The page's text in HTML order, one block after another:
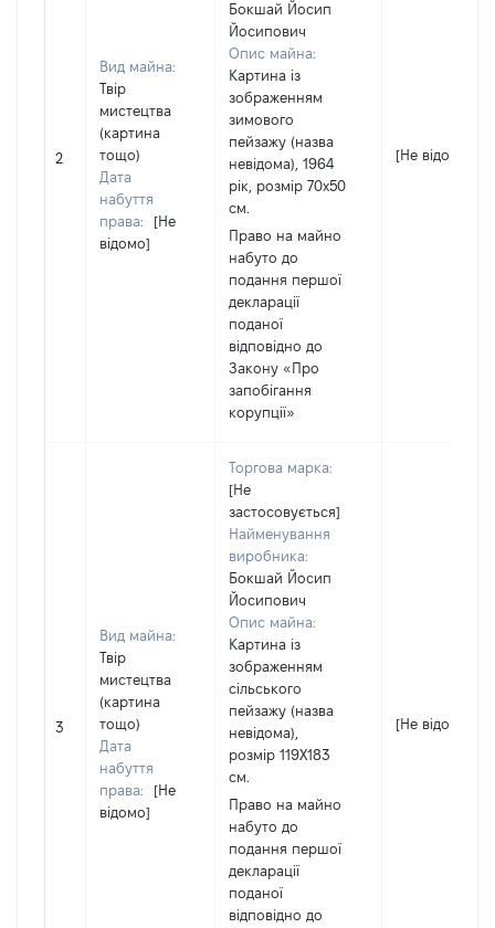
2
Вид майна:
Твір
мистецтва
(картина
тощо)
Дата
набуття
права:
[Не
відомо]
Бокшай Йосип
Йосипович
Опис майна:
Картина із
зображенням
зимового
пейзажу (назва
невідома), 1964
рік, розмір 70х50
см.
Право на майно
набуто до
подання першої
декларації
поданої
відповідно до
Закону «Про
запобігання
корупції»
[Не відомо]
3
Вид майна:
Твір
мистецтва
(картина
тощо)
Дата
набуття
права:
[Не
відомо]
Торгова марка:
[Не
застосовується]
Найменування
виробника:
Бокшай Йосип
Йосипович
Опис майна:
Картина із
зображенням
сільського
пейзажу (назва
невідома),
розмір 119Х183
см.
Право на майно
набуто до
подання першої
декларації
поданої
відповідно до
[Не відомо]